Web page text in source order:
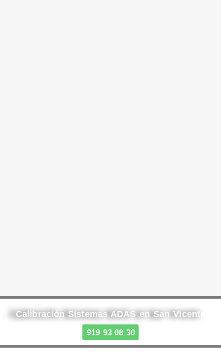
Calibración Sistemas ADAS en San Vicente
919 93 08 30